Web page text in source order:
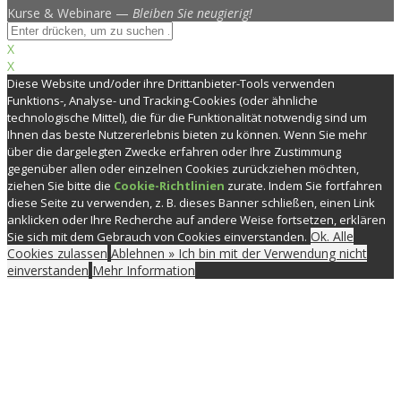
Kurse & Webinare — Bleiben Sie neugierig!
X
X
Diese Website und/oder ihre Drittanbieter-Tools verwenden
Funktions-, Analyse- und Tracking-Cookies (oder ähnliche
technologische Mittel), die für die Funktionalität notwendig sind um
Ihnen das beste Nutzererlebnis bieten zu können. Wenn Sie mehr
über die dargelegten Zwecke erfahren oder Ihre Zustimmung
gegenüber allen oder einzelnen Cookies zurückziehen möchten,
ziehen Sie bitte die Cookie-Richtlinien zurate. Indem Sie fortfahren
diese Seite zu verwenden, z. B. dieses Banner schließen, einen Link
anklicken oder Ihre Recherche auf andere Weise fortsetzen, erklären
Sie sich mit dem Gebrauch von Cookies einverstanden. Ok. Alle
Cookies zulassen Ablehnen » Ich bin mit der Verwendung nicht
einverstanden Mehr Information